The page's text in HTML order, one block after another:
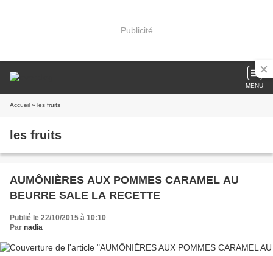
Publicité
MENU
Accueil » les fruits
les fruits
AUMÔNIÈRES AUX POMMES CARAMEL AU
BEURRE SALE LA RECETTE
Publié le 22/10/2015 à 10:10
Par nadia